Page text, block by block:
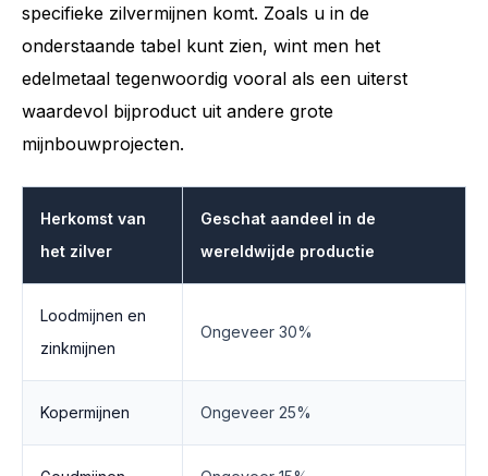
specifieke zilvermijnen komt. Zoals u in de
onderstaande tabel kunt zien, wint men het
edelmetaal tegenwoordig vooral als een uiterst
waardevol bijproduct uit andere grote
mijnbouwprojecten.
Herkomst van
het zilver
Geschat aandeel in de
wereldwijde productie
Loodmijnen en
zinkmijnen
Ongeveer 30%
Kopermijnen Ongeveer 25%